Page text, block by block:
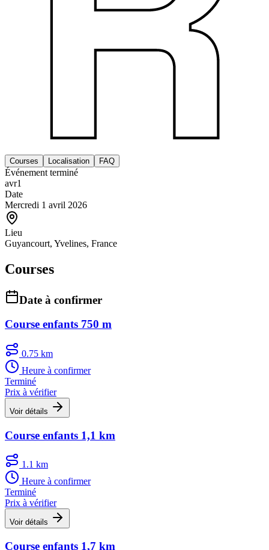
Courses Localisation FAQ
Événement terminé
avr1
Date
Mercredi 1 avril 2026
Lieu
Guyancourt, Yvelines, France
Courses
Date à confirmer
Course enfants 750 m
0.75 km
Heure à confirmer
Terminé
Prix à vérifier
Voir détails
Course enfants 1,1 km
1.1 km
Heure à confirmer
Terminé
Prix à vérifier
Voir détails
Course enfants 1,7 km